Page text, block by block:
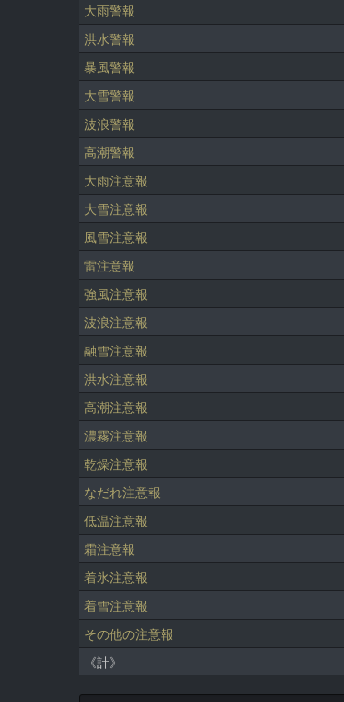
大雨警報
洪水警報
暴風警報
大雪警報
波浪警報
高潮警報
大雨注意報
大雪注意報
風雪注意報
雷注意報
強風注意報
波浪注意報
融雪注意報
洪水注意報
高潮注意報
濃霧注意報
乾燥注意報
なだれ注意報
低温注意報
霜注意報
着氷注意報
着雪注意報
その他の注意報
《計》